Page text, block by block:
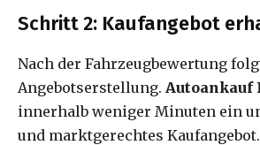
Schritt 2: Kaufangebot
Nach der Fahrzeugbewertung
Angebotserstellung. Autoankauf
innerhalb weniger Minuten ein
und marktgerechtes